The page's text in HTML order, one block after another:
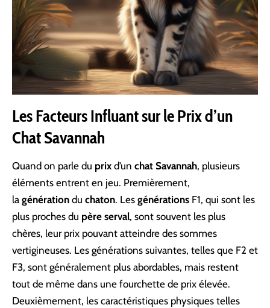
Les Facteurs Influant sur le Prix d’un
Chat Savannah
Quand on parle du prix d’un chat Savannah, plusieurs
éléments entrent en jeu. Premièrement,
la génération du chaton. Les générations F1, qui sont les
plus proches du père serval, sont souvent les plus
chères, leur prix pouvant atteindre des sommes
vertigineuses. Les générations suivantes, telles que F2 et
F3, sont généralement plus abordables, mais restent
tout de même dans une fourchette de prix élevée.
Deuxièmement, les caractéristiques physiques telles